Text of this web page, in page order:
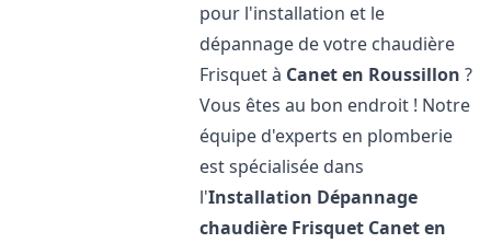
pour l'installation et le
dépannage de votre chaudière
Frisquet à Canet en Roussillon ?
Vous êtes au bon endroit ! Notre
équipe d'experts en plomberie
est spécialisée dans
l'Installation Dépannage
chaudière Frisquet Canet en